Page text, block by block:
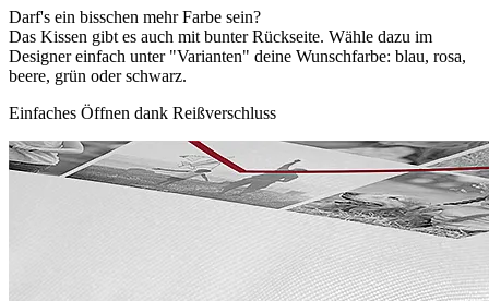
Darf's ein bisschen mehr Farbe sein?
Das Kissen gibt es auch mit bunter Rückseite. Wähle dazu im
Designer einfach unter "Varianten" deine Wunschfarbe: blau, rosa,
beere, grün oder schwarz.
Einfaches Öffnen dank Reißverschluss